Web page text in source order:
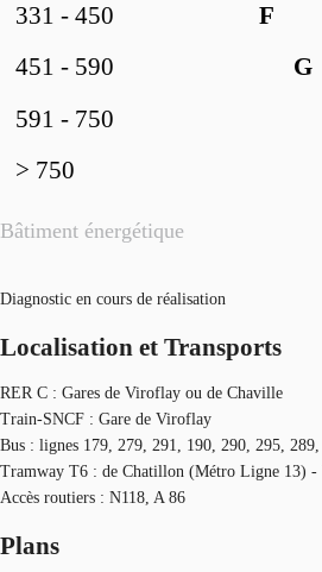
Bâtiment énergétique
F
331 - 450
G
451 - 590
591 - 750
> 750
Diagnostic en cours de réalisation
Localisation et Transports
RER C : Gares de Viroflay ou de Chaville
Train-SNCF : Gare de Viroflay
Bus : lignes 179, 279, 291, 190, 290, 295,
Tramway T6 : de Chatillon (Métro Ligne 13) -
Accès routiers : N118, A 86
Plans